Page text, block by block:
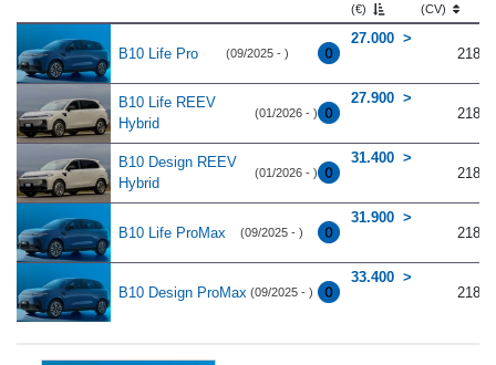
(€) (CV)
B10 Life Pro (09/2025 - )
27.000
218
B10 Life REEV
Hybrid
(01/2026 - )
27.900
218
B10 Design REEV
Hybrid
(01/2026 - )
31.400
218
B10 Life ProMax (09/2025 - )
31.900
218
B10 Design ProMax (09/2025 - )
33.400
218